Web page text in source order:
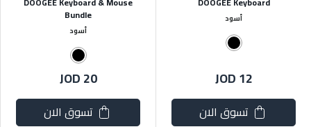
أسود
JOD 12
تسوق الان
أسود
Bundle
JOD 20
تسوق الان